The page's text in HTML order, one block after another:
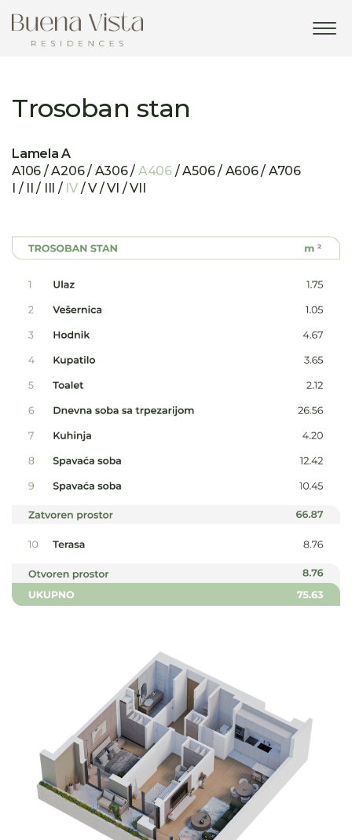
Trosoban stan
Lamela A
A106 / A206 / A306 / A406 / A506 / A606 / A706
I / II / III / IV/ V / VI / VII